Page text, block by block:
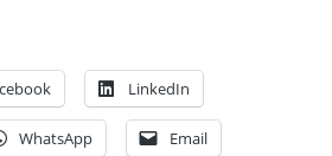
LinkedIn
WhatsApp Email